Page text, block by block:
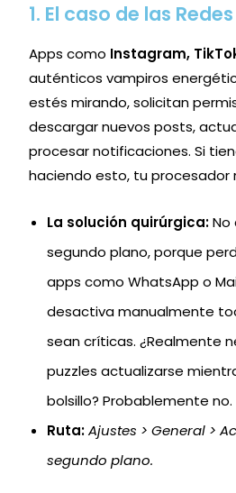
1. El caso de las
Apps como Instagram,
auténticos vampiros
estés mirando, solicitan
descargar nuevos posts,
procesar notificaciones. Si
haciendo esto, tu procesador
La solución quirúrgica:No
segundo plano, porque
apps como WhatsApp o
desactiva manualmente
sean críticas. ¿Realmente
puzzles actualizarse
bolsillo? Probablemente no.
Ruta: Ajustes > General >
segundo plano.